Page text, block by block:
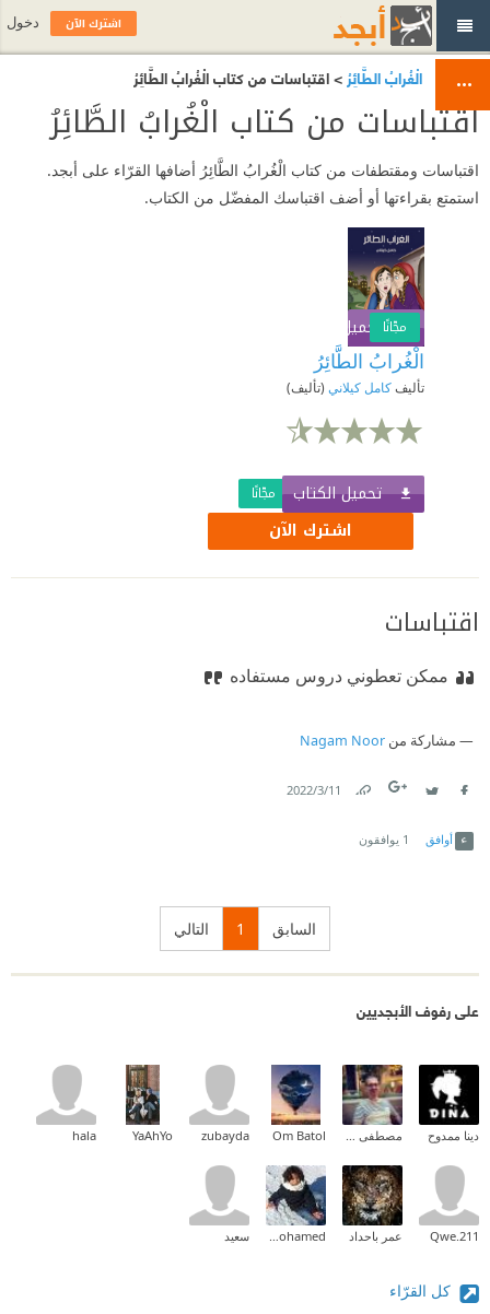
الْغُرابُ الطَّائِرُ > اقتباسات من كتاب الْغُرابُ الطَّائِرُ
اقتباسات من كتاب الْغُرابُ الطَّائِرُ
اقتباسات ومقتطفات من كتاب الْغُرابُ الطَّائِرُ أضافها القرّاء على أبجد.
استمتع بقراءتها أو أضف اقتباسك المفضّل من الكتاب.
تحميل الكتابمجّانًا
الْغُرابُ الطَّائِرُ
تأليفكامل كيلاني (تأليف)
تحميل الكتاب مجّانًا
اشترك الآن
اقتباسات
ممكن تعطوني دروس مستفاده
مشاركة من Nagam Noor
11‏/3‏/2022
أوافق 1 يوافقون
السابق 1 التالي
على رفوف الأبجديين
دينا ممدوح مصطفى عمر الفاروق Om Batol
zubayda
YaAhYo
hala
Qwe.211 عمر باحداد Reham Mohamed سعيد
كل القرّاء
اشترك الآن دخول